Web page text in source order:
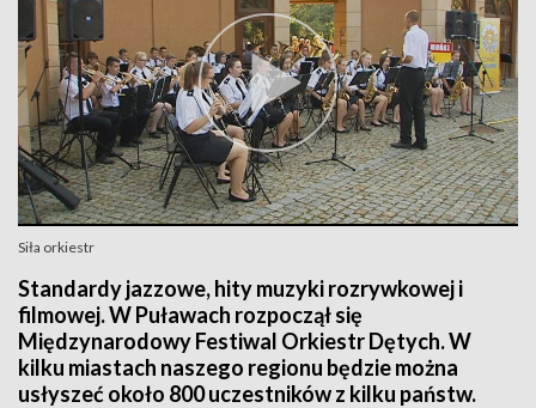
Siła orkiestr
Standardy jazzowe, hity muzyki rozrywkowej i
filmowej. W Puławach rozpoczął się
Międzynarodowy Festiwal Orkiestr Dętych. W
kilku miastach naszego regionu będzie można
usłyszeć około 800 uczestników z kilku państw.